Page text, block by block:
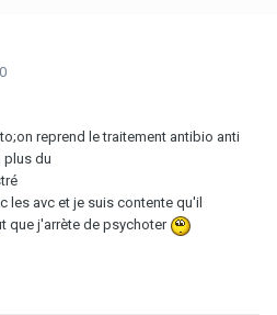
reprend le traitement antibio anti
plus du
les avc et je suis contente qu'il
que j'arrète de psychoter